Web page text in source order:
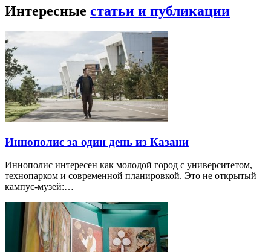
Интересные статьи и публикации
Иннополис за один день из Казани
Иннополис интересен как молодой город с университетом,
технопарком и современной планировкой. Это не открытый
кампус-музей:…